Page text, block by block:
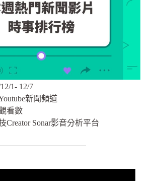
1- 12/7
新聞頻道
看數
Creator Sonar影音分析平台